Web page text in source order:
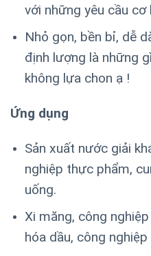
với những yêu cầu cơ
Nhỏ gọn, bền bỉ, dễ
định lượng là những
không lựa chon ạ !
Ứng dụng
Sản xuất nước giải
nghiệp thực phẩm,
uống.
Xi măng, công
hóa dầu, công